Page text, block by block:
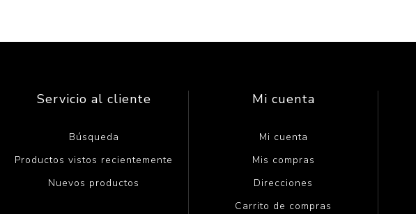
Servicio al cliente
Búsqueda
Productos vistos recientemente
Nuevos productos
Mi cuenta
Mi cuenta
Mis compras
Direcciones
Carrito de compras